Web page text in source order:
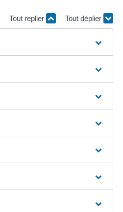
Tout replier Tout déplier